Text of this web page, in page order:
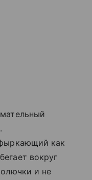
как
вокруг
и не